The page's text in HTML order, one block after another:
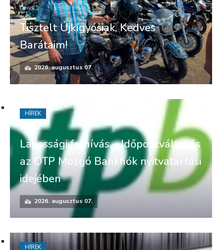
Tisztelt Újkígyósiak, Kedves
Barátaim!
2026. augusztus 07.
Lakossági felhívás – Időpontváltozás
az OTP Mozgó Bankfiók nyitvatartási
idejében
2026. augusztus 07.
HÍREK
HÍREK